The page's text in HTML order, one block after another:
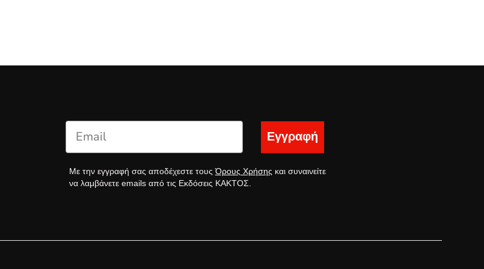
Εγγραφή
Με την εγγραφή σας αποδέχεστε τουςΌρους Χρήσης και συναινείτε
να λαμβάνετε emails από τις Εκδόσεις ΚΑΚΤΟΣ.